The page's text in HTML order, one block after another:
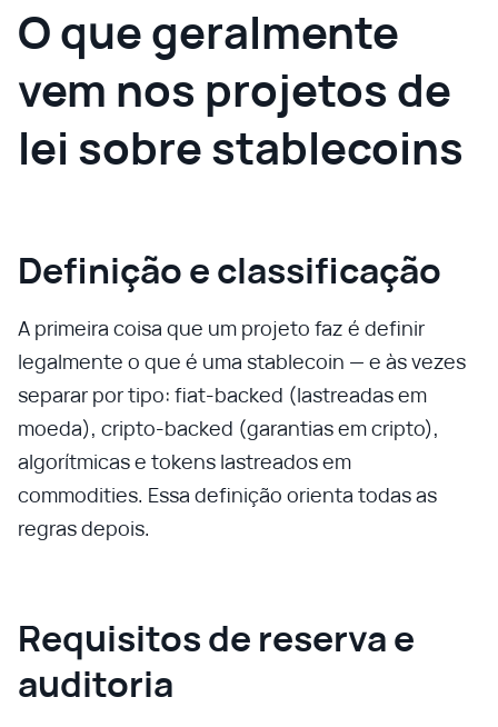
O que geralmente
vem nos projetos de
lei sobre stablecoins
Definição e classificação
A primeira coisa que um projeto faz é definir
legalmente o que é uma stablecoin — e às vezes
separar por tipo: fiat‑backed (lastreadas em
moeda), cripto‑backed (garantias em cripto),
algorítmicas e tokens lastreados em
commodities. Essa definição orienta todas as
regras depois.
Requisitos de reserva e
auditoria